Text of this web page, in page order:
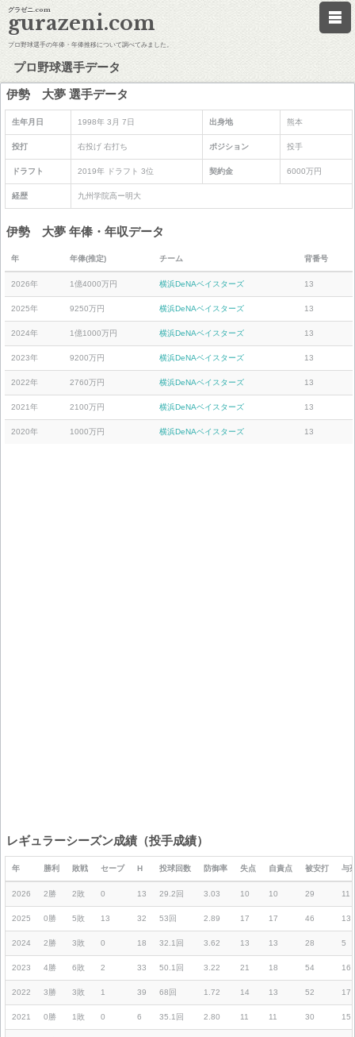
グラゼニ.com
gurazeni.com
プロ野球選手の年俸・年俸推移について調べてみました。
プロ野球選手データ
伊勢 大夢 選手データ
生年月日 1998年 3月 7日 出身地 熊本
投打 右投げ 右打ち ポジション 投手
ドラフト 2019年 ドラフト 3位 契約金 6000万円
経歴 九州学院高ー明大
伊勢 大夢 年俸・年収データ
年 年俸(推定) チーム 背番号
2026年 1億4000万円 横浜DeNAベイスターズ 13
2025年 9250万円 横浜DeNAベイスターズ 13
2024年 1億1000万円 横浜DeNAベイスターズ 13
2023年 9200万円 横浜DeNAベイスターズ 13
2022年 2760万円 横浜DeNAベイスターズ 13
2021年 2100万円 横浜DeNAベイスターズ 13
2020年 1000万円 横浜DeNAベイスターズ 13
レギュラーシーズン成績（投手成績）
年 勝利 敗戦 セーブ H 投球回数 防御率 失点 自責点 被安打 与
2026 2勝 2敗 0 13 29.2回 3.03 10 10 29 11
2025 0勝 5敗 13 32 53回 2.89 17 17 46 13
2024 2勝 3敗 0 18 32.1回 3.62 13 13 28 5
2023 4勝 6敗 2 33 50.1回 3.22 21 18 54 16
2022 3勝 3敗 1 39 68回 1.72 14 13 52 17
2021 0勝 1敗 0 6 35.1回 2.80 11 11 30 15